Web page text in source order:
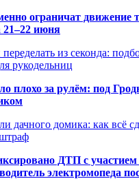
ограничат движение
21–22 июня
из секонда:
рукодельниц
плохо за рулём: под
дачного домика: как всё
ДТП с участием
электромопеда